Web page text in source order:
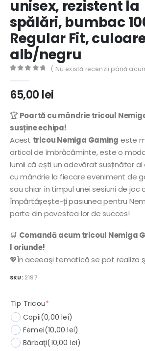
unisex, rezistent la
spălări, bumbac
Regular Fit,
alb/negru
( Nu există recenzii până
65,00 lei
🏆 Poartă cu mândrie tricoul
susține echipa!
Acest tricou Nemiga Gaming este
articol de îmbrăcăminte, este o
lumii că ești un adevărat susținător
cu mândrie la fiecare eveniment de
sau chiar în timpul unei sesiuni de joc
Împărtășește-ți pasiunea pentru
parte din povestea lor de succes!
🛒 Comandă acum tricoul Nemiga
l oriunde!
💖În aceeaşi tematică se pot realiza
SKU: 2197
Tip Tricou*
Copii(0,00 lei)
Femei(10,00 lei)
Bărbaţi(10,00 lei)